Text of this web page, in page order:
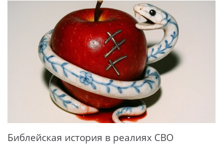
Библейская история в реалиях СВО